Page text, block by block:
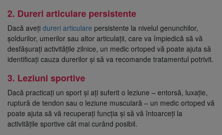
2. Dureri articulare persistente
Dacă aveți dureri articulare persistente la nivelul genunchilor,
șoldurilor, umerilor sau altor articulații, care va împiedică să vă
desfășurați activitățile zilnice, un medic ortoped vă poate ajuta să
identificați cauza durerilor și să va recomande tratamentul potrivit.
3. Leziuni sportive
Dacă practicați un sport și ați suferit o leziune – entorsă, luxație,
ruptură de tendon sau o leziune musculară – un medic ortoped vă
poate ajuta să vă recuperați funcția și să vă întoarceți la
activitățile sportive cât mai curând posibil.